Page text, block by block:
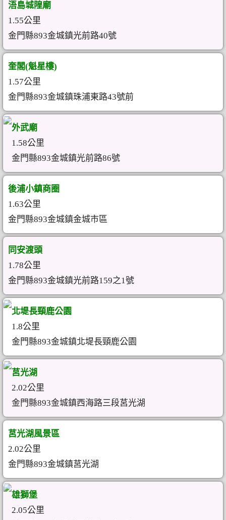
浯島城隍廟
1.55公里
金門縣893金城鎮光前路40號
奎閣(魁星樓)
1.57公里
金門縣893金城鎮珠浦東路43號前
外武廟
1.58公里
金門縣893金城鎮光前路86號
後浦小鎮商圈
1.63公里
金門縣893金城鎮金城市區
同安渡頭
1.78公里
金門縣893金城鎮光前路159之1號
北堤長頸鹿公園
1.8公里
金門縣893金城鎮北堤長頸鹿公園
莒光湖
2.02公里
金門縣893金城鎮西海路三段莒光湖
莒光湖風景區
2.02公里
金門縣893金城鎮莒光湖
雄獅堡
2.05公里